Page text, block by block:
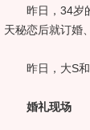
昨日，34岁
天秘恋后就订婚
昨日，大S和
婚礼现场